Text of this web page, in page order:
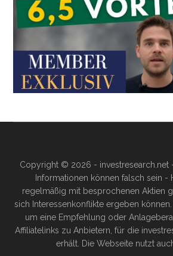
Copyright © 2026 - investresearch.net
Informationen können falsch sein -
regelmäßig mit besprochenen Aktien
sich Interessenkonflikte ergeben
um eine Empfehlung oder
Affiliatelinks zu Anbietern, für die
erhält. Die Webseite nutzt